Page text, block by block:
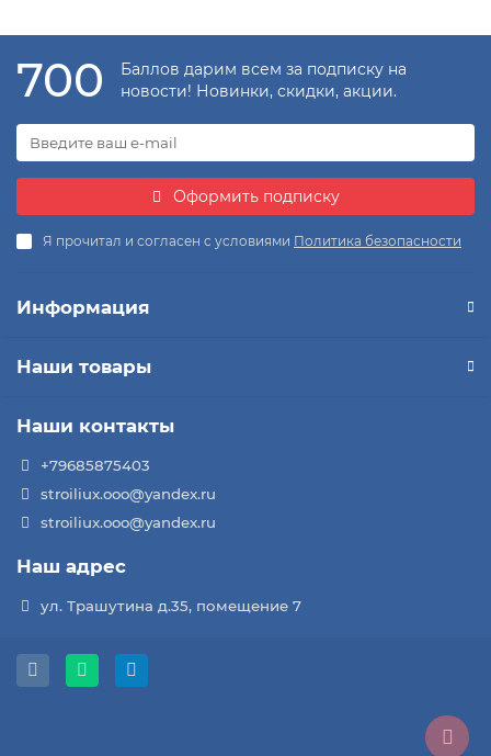
700
Баллов дарим всем за подписку на
новости! Новинки, скидки, акции.
Оформить подписку
Я прочитал и согласен с условиями Политика безопасности
Информация
Наши товары
Наши контакты
+79685875403
stroiliux.ooo@yandex.ru
stroiliux.ooo@yandex.ru
Наш адрес
ул. Трашутина д.35, помещение 7